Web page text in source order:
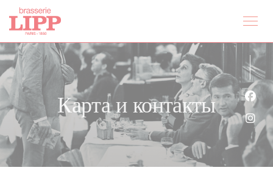
Панель управления cookies
Карта и контакты